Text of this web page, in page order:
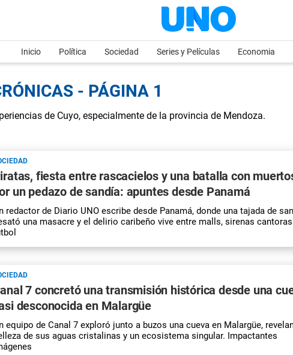
Inicio Política Sociedad Series y Películas Economia
- PÁGINA 1
de Cuyo, especialmente de la provincia de Mendoza.
fiesta entre rascacielos y una batalla con
un pedazo de sandía: apuntes desde Panamá
redactor de Diario UNOescribe desde Panamá, donde una tajada de
una masacre y el delirio caribeño vive entre malls, sirenas
7 concretó una transmisión histórica desde una
desconocida en Malargüe
equipo de Canal 7 exploró junto a buzos una cueva en Malargüe,
de sus aguas cristalinas y un ecosistema singular. Impactantes